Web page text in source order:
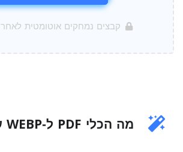
קבצים נמחקים אוטומטית לאחר 30 דקות
מה הכלי PDF ל‑WEBP עושה?